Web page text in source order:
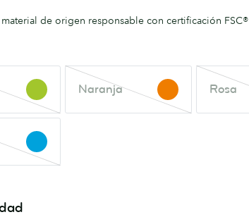
de origen responsable con certificación FSC®
Naranja
Naranja
Este
Rosa
Rosa
Este